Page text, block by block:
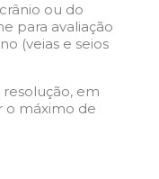
ou do
para avaliação
(veias e seios
em
o máximo de